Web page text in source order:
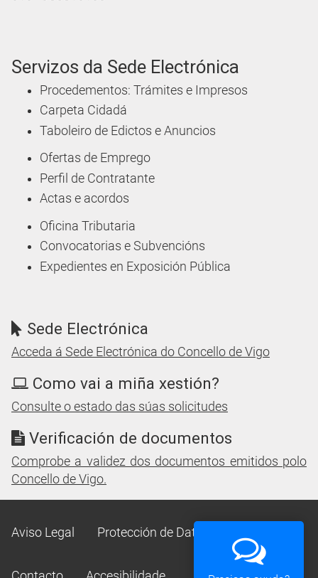
Servizos da Sede Electrónica
Procedementos: Trámites e Impresos
Carpeta Cidadá
Taboleiro de Edictos e Anuncios
Ofertas de Emprego
Perfil de Contratante
Actas e acordos
Oficina Tributaria
Convocatorias e Subvencións
Expedientes en Exposición Pública
Sede Electrónica
Acceda á Sede Electrónica do Concello de Vigo
Como vai a miña xestión?
Consulte o estado das súas solicitudes
Verificación de documentos
Comprobe a validez dos documentos emitidos polo
Concello de Vigo.
Aviso Legal Protección de Datos